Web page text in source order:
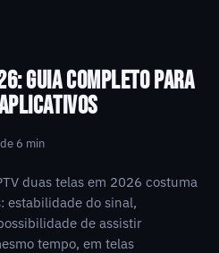
GUIA COMPLETO PARA
6 min
duas telas em 2026 costuma
estabilidade do sinal,
de assistir
tempo, em telas